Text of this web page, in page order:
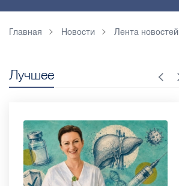
Главная Новости Лента новостей
Лучшее